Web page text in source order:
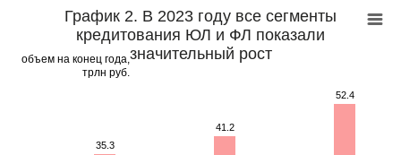
объем на конец года,
трлн руб.
График 2. В 2023 году все сегменты
кредитования ЮЛ и ФЛ показали
значительный рост
35.3
41.2
52.4